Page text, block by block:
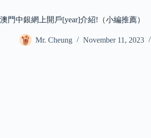
澳門中銀網上開戶[year]介紹!（小編推薦）
Mr. Cheung November 11, 2023